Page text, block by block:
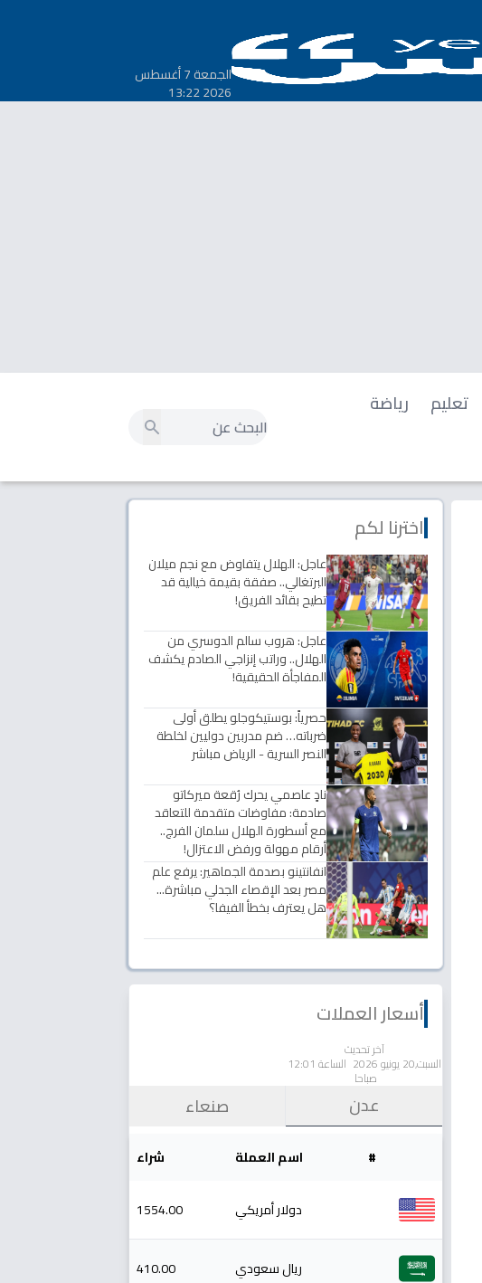
الجمعة 7 أغسطس
2026 13:22
تعليم
رياضة
اخترنا لكم
عاجل: الهلال يتفاوض مع نجم ميلان
البرتغالي.. صفقة بقيمة خيالية قد
تطيح بقائد الفريق!
عاجل: هروب سالم الدوسري من
الهلال.. وراتب إنزاجي الصادم يكشف
المفاجأة الحقيقية!
حصرياً: بوستيكوجلو يطلق أولى
ضرباته… ضم مدربين دوليين لخلطة
النصر السرية - الرياض مباشر
نادٍ عاصمي يحرك رُقعة ميركاتو
صادمة: مفاوضات متقدمة للتعاقد
مع أسطورة الهلال سلمان الفرج..
أرقام مهولة ورفض الاعتزال!
انفانتينو بصدمة الجماهير: يرفع علم
مصر بعد الإقصاء الجدلي مباشرة...
هل يعترف بخطأ الفيفا؟
أسعار العملات
آخر تحديث
السبت,20 يونيو 2026 الساعة 12:01
صباحا
عدن صنعاء
# اسم العملة شراء
دولار أمريكي 1554.00
ريال سعودي 410.00